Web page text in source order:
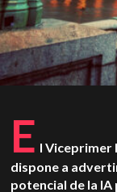
E l Viceprimer
dispone a
potencial de la